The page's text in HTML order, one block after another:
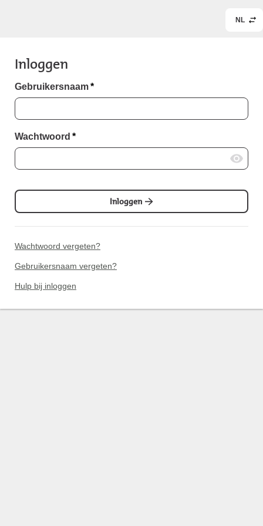
NL
Inloggen
Gebruikersnaam*
Wachtwoord *
Inloggen
Wachtwoord vergeten?
Gebruikersnaam vergeten?
Hulp bij inloggen